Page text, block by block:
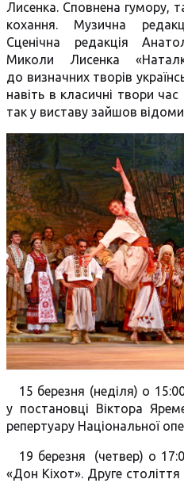
Лисенка. Сповнена гумору,
кохання. Музична
Сценічна редакція
Миколи Лисенка
до визначних творів
навіть в класичні твори
так у виставу зайшов
15 березня (неділя) о
у постановці Віктора
репертуару Національної
19 березня (четвер) о
«Дон Кіхот». Друге